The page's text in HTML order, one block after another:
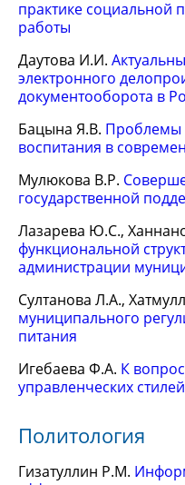
практике социальной
работы
Даутова И.И.
электронного
документооборота в
Бацына Я.В. Проблемы
воспитания в
Мулюкова В.Р.
государственной
Лазарева Ю.С.,
функциональной
администрации
Султанова Л.А.,
муниципального
питания
Игебаева Ф.А. К
управленческих стилей
Политология
Гизатуллин Р.М.